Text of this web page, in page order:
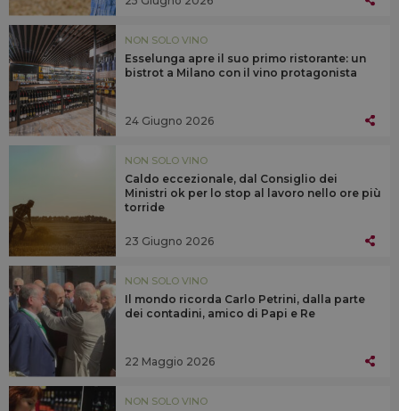
NON SOLO VINO
Esselunga apre il suo primo ristorante: un
bistrot a Milano con il vino protagonista
24 Giugno 2026
NON SOLO VINO
Caldo eccezionale, dal Consiglio dei
Ministri ok per lo stop al lavoro nello ore più
torride
23 Giugno 2026
NON SOLO VINO
Il mondo ricorda Carlo Petrini, dalla parte
dei contadini, amico di Papi e Re
22 Maggio 2026
NON SOLO VINO